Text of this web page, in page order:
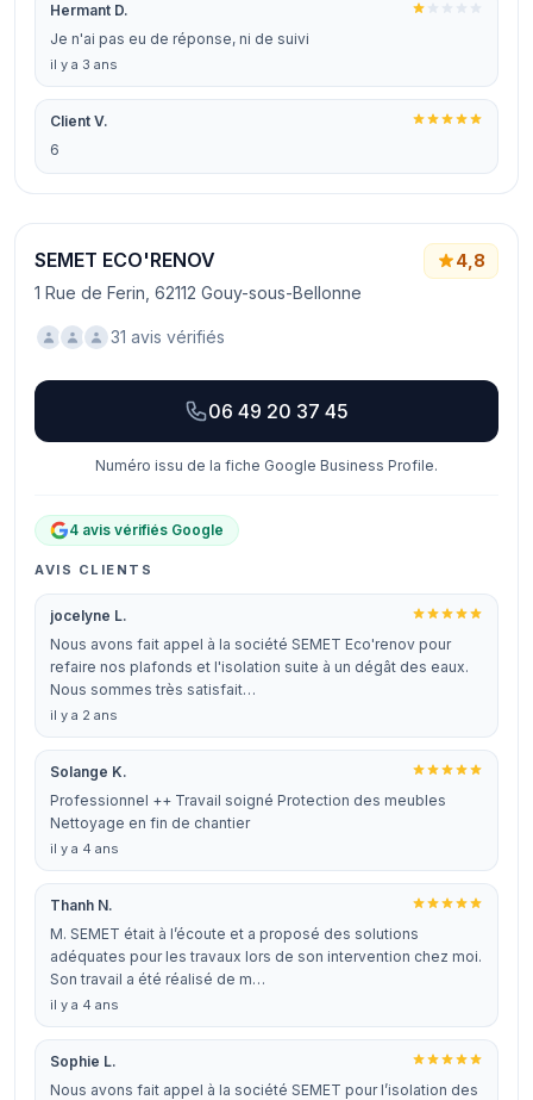
Hermant D.
Je n'ai pas eu de réponse, ni de suivi
il y a 3 ans
Client V.
6
SEMET ECO'RENOV
1 Rue de Ferin, 62112 Gouy-sous-Bellonne
4,8
31 avis vérifiés
06 49 20 37 45
Numéro issu de la fiche Google Business Profile.
4 avis vérifiés Google
AVIS CLIENTS
jocelyne L.
Nous avons fait appel à la société SEMET Eco'renov pour
refaire nos plafonds et l'isolation suite à un dégât des eaux.
Nous sommes très satisfait…
il y a 2 ans
Solange K.
Professionnel ++ Travail soigné Protection des meubles
Nettoyage en fin de chantier
il y a 4 ans
Thanh N.
M. SEMET était à l’écoute et a proposé des solutions
adéquates pour les travaux lors de son intervention chez moi.
Son travail a été réalisé de m…
il y a 4 ans
Sophie L.
Nous avons fait appel à la société SEMET pour l’isolation des